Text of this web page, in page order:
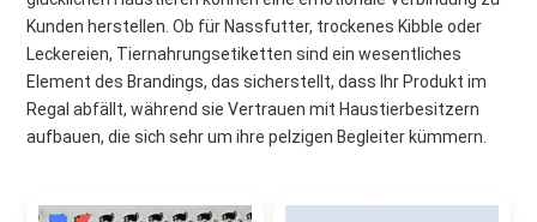
Kunden herstellen. Ob für Nassfutter, trockenes Kibble oder
Leckereien, Tiernahrungsetiketten sind ein wesentliches
Element des Brandings, das sicherstellt, dass Ihr Produkt im
Regal abfällt, während sie Vertrauen mit Haustierbesitzern
aufbauen, die sich sehr um ihre pelzigen Begleiter kümmern.